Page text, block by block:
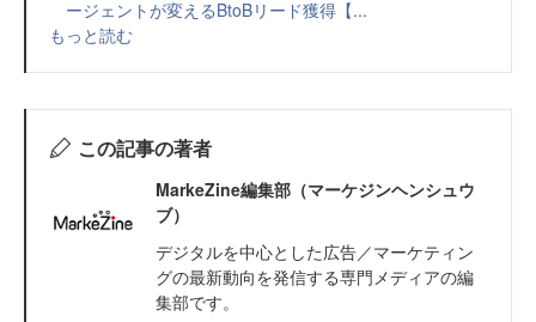
ージェントが変えるBtoBリード獲得【...
もっと読む
この記事の著者
MarkeZine編集部（マーケジンヘンシュウ
ブ）
デジタルを中心とした広告／マーケティン
グの最新動向を発信する専門メディアの編
集部です。